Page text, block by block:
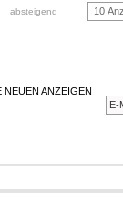
absteigend 10
NEUEN ANZEIGEN